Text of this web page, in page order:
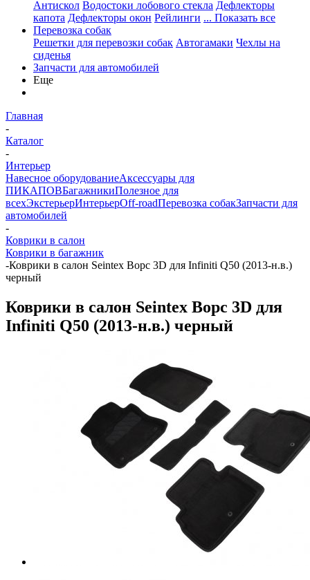
Антискол Водостоки лобового стекла Дефлекторы
капота Дефлекторы окон Рейлинги ... Показать все
Перевозка собак
Решетки для перевозки собак Автогамаки Чехлы на
сиденья
Запчасти для автомобилей
Еще
Главная
-
Каталог
-
Интерьер
Навесное оборудованиеАксессуары для
ПИКАПОВБагажникиПолезное для
всехЭкстерьерИнтерьерOff-roadПеревозка собакЗапчасти для
автомобилей
-
Коврики в салон
Коврики в багажник
-Коврики в салон Seintex Ворс 3D для Infiniti Q50 (2013-н.в.)
черный
Коврики в салон Seintex Ворс 3D для
Infiniti Q50 (2013-н.в.) черный